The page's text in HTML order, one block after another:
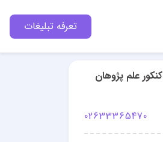
تعرفه تبلیغات
علم پژوهان
02633365470